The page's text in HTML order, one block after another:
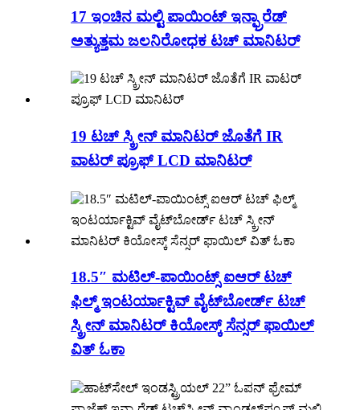
17 ಇಂಚಿನ ಮಲ್ಟಿ ಪಾಯಿಂಟ್ ಇನ್ಫ್ರಾರೆಡ್
ಅತ್ಯುತ್ತಮ ಜಲನಿರೋಧಕ ಟಚ್ ಮಾನಿಟರ್
19 ಟಚ್ ಸ್ಕ್ರೀನ್ ಮಾನಿಟರ್ ಜೊತೆಗೆ IR
ವಾಟರ್ ಪ್ರೂಫ್ LCD ಮಾನಿಟರ್
18.5″ ಮಟಿಲ್-ಪಾಯಿಂಟ್ಸ್ ಐಆರ್ ಟಚ್
ಫಿಲ್ಮ್ ಇಂಟರ್ಯಾಕ್ಟಿವ್ ವೈಟ್‌ಬೋರ್ಡ್ ಟಚ್
ಸ್ಕ್ರೀನ್ ಮಾನಿಟರ್ ಕಿಯೋಸ್ಕ್ ಸೆನ್ಸರ್ ಫಾಯಿಲ್
ವಿತ್ ಓಕಾ